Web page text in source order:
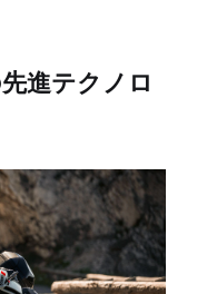
進テクノロ